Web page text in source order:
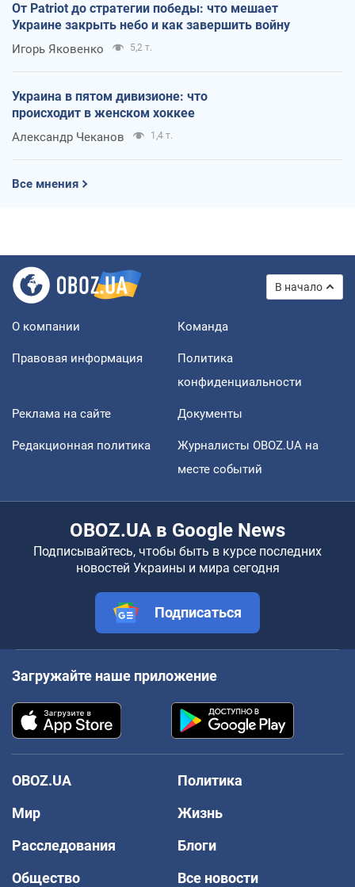
От Patriot до стратегии победы: что мешает
Украине закрыть небо и как завершить войну
Игорь Яковенко 5,2 т.
Украина в пятом дивизионе: что
происходит в женском хоккее
Александр Чеканов 1,4 т.
Все мнения
В начало
О компании Команда
Правовая информация
Политика
конфиденциальности
Реклама на сайте Документы
Редакционная политика
Журналисты OBOZ.UA на
месте событий
OBOZ.UA в Google News
Подписывайтесь, чтобы быть в курсе последних
новостей Украины и мира сегодня
Подписаться
Загружайте наше приложение
OBOZ.UA
Политика
Мир
Жизнь
Расследования
Блоги
Общество
Все новости